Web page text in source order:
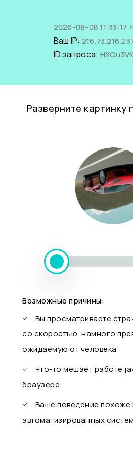
2026-08-08 11:33:17
Ваш IP:
ID запроса:
Разверните картинку
Возможные причины:
Вы просматриваете
со скоростью, намного
ожидаемую от человека
Что-то мешает работе
браузере
Ваше поведение похоже
автоматизированных систем